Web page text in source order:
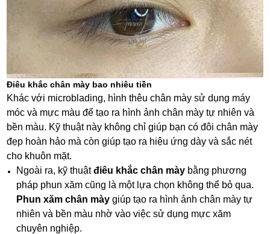
Điêu khắc chân mày bao nhiêu tiền
Khác với microblading, hình thêu chân mày sử dụng máy
móc và mực màu để tạo ra hình ảnh chân mày tự nhiên và
bền màu. Kỹ thuật này không chỉ giúp bạn có đôi chân mày
đẹp hoàn hảo mà còn giúp tạo ra hiệu ứng dày và sắc nét
cho khuôn mặt.
Ngoài ra, kỹ thuậtđiêu khắc chân mày bằng phương
pháp phun xăm cũng là một lựa chọn không thể bỏ qua.
Phun xăm chân mày giúp tạo ra hình ảnh chân mày tự
nhiên và bền màu nhờ vào việc sử dụng mực xăm
chuyên nghiệp.